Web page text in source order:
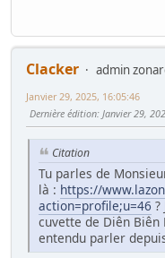
Clacker
admin
Janvier 29, 2025, 16:05:46
Dernière édition: Janvier 29,
Citation
Tu parles de
là : https://
action=profile;u=46
cuvette de Diên Biên
entendu parler